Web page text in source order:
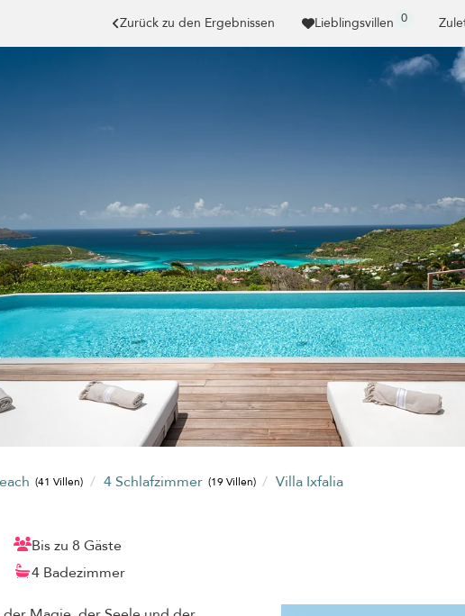
Zurück zu den Ergebnissen Lieblingsvillen 0
(41 Villen) 4 Schlafzimmer (19 Villen) Villa Ixfalia
Bis zu 8 Gäste
4 Badezimmer